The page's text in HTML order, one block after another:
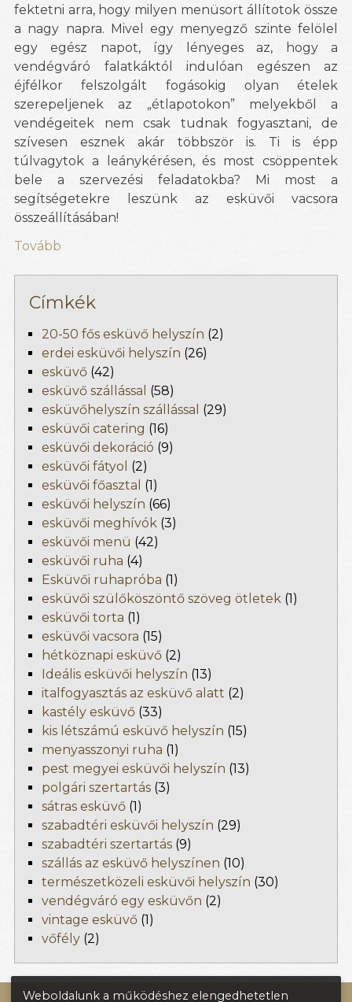
fektetni arra, hogy milyen menüsort állítotok össze
a nagy napra. Mivel egy menyegző szinte felölel
egy egész napot, így lényeges az, hogy a
vendégváró falatkáktól indulóan egészen az
éjfélkor felszolgált fogásokig olyan ételek
szerepeljenek az „étlapotokon” melyekből a
vendégeitek nem csak tudnak fogyasztani, de
szívesen esznek akár többször is. Ti is épp
túlvagytok a leánykérésen, és most csöppentek
bele a szervezési feladatokba? Mi most a
segítségetekre leszünk az esküvői vacsora
összeállításában!
Tovább
Címkék
20-50 fős esküvő helyszín (2)
erdei esküvői helyszín (26)
esküvő (42)
esküvő szállással (58)
esküvőhelyszín szállással (29)
esküvői catering (16)
esküvői dekoráció (9)
esküvői fátyol (2)
esküvői főasztal (1)
esküvői helyszín (66)
esküvői meghívók (3)
esküvői menü (42)
esküvői ruha (4)
Esküvői ruhapróba (1)
esküvői szülőköszöntő szöveg ötletek (1)
esküvői torta (1)
esküvői vacsora (15)
hétköznapi esküvő (2)
Ideális esküvői helyszín (13)
italfogyasztás az esküvő alatt (2)
kastély esküvő (33)
kis létszámú esküvő helyszín (15)
menyasszonyi ruha (1)
pest megyei esküvői helyszín (13)
polgári szertartás (3)
sátras esküvő (1)
szabadtéri esküvői helyszín (29)
szabadtéri szertartás (9)
szállás az esküvő helyszínen (10)
természetközeli esküvői helyszín (30)
vendégváró egy esküvőn (2)
vintage esküvő (1)
vőfély (2)
Weboldalunk a működéshez elengedhetetlen